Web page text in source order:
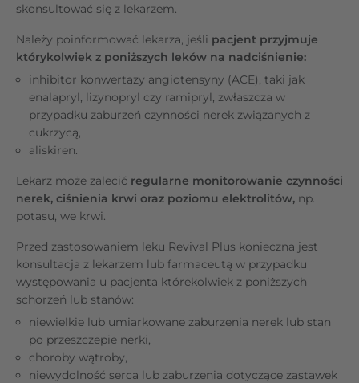
skonsultować się z lekarzem.
Należy poinformować lekarza, jeśli pacjent przyjmuje
którykolwiek z poniższych leków na nadciśnienie:
inhibitor konwertazy angiotensyny (ACE), taki jak
enalapryl, lizynopryl czy ramipryl, zwłaszcza w
przypadku zaburzeń czynności nerek związanych z
cukrzycą,
aliskiren.
Lekarz może zalecić regularne monitorowanie czynności
nerek, ciśnienia krwi oraz poziomu elektrolitów, np.
potasu, we krwi.
Przed zastosowaniem leku Revival Plus konieczna jest
konsultacja z lekarzem lub farmaceutą w przypadku
występowania u pacjenta którekolwiek z poniższych
schorzeń lub stanów:
niewielkie lub umiarkowane zaburzenia nerek lub stan
po przeszczepie nerki,
choroby wątroby,
niewydolność serca lub zaburzenia dotyczące zastawek